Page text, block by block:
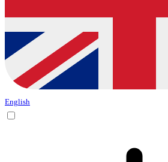
English